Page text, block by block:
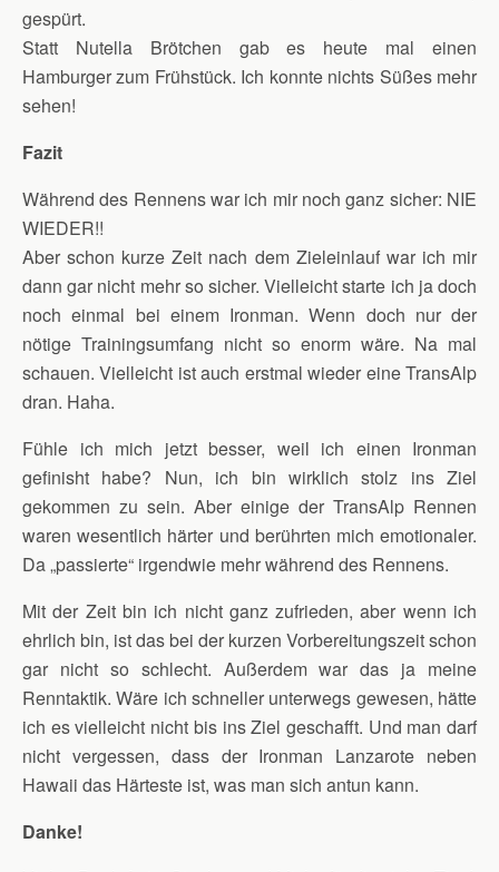
gespürt.
Statt Nutella Brötchen gab es heute mal einen
Hamburger zum Frühstück. Ich konnte nichts Süßes mehr
sehen!
Fazit
Während des Rennens war ich mir noch ganz sicher: NIE
WIEDER!!
Aber schon kurze Zeit nach dem Zieleinlauf war ich mir
dann gar nicht mehr so sicher. Vielleicht starte ich ja doch
noch einmal bei einem Ironman. Wenn doch nur der
nötige Trainingsumfang nicht so enorm wäre. Na mal
schauen. Vielleicht ist auch erstmal wieder eine TransAlp
dran. Haha.
Fühle ich mich jetzt besser, weil ich einen Ironman
gefinisht habe? Nun, ich bin wirklich stolz ins Ziel
gekommen zu sein. Aber einige der TransAlp Rennen
waren wesentlich härter und berührten mich emotionaler.
Da „passierte“ irgendwie mehr während des Rennens.
Mit der Zeit bin ich nicht ganz zufrieden, aber wenn ich
ehrlich bin, ist das bei der kurzen Vorbereitungszeit schon
gar nicht so schlecht. Außerdem war das ja meine
Renntaktik. Wäre ich schneller unterwegs gewesen, hätte
ich es vielleicht nicht bis ins Ziel geschafft. Und man darf
nicht vergessen, dass der Ironman Lanzarote neben
Hawaii das Härteste ist, was man sich antun kann.
Danke!